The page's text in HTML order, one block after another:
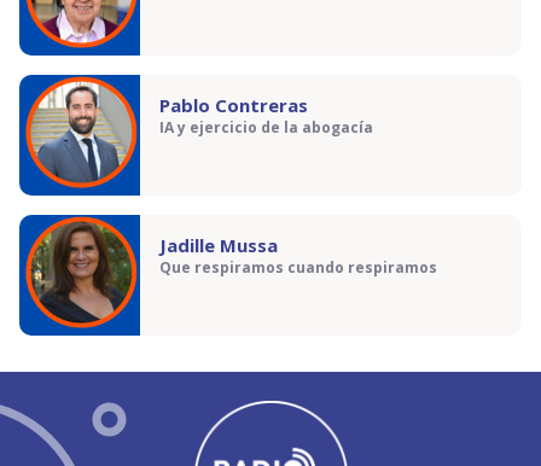
Pablo Contreras
IA y ejercicio de la abogacía
Jadille Mussa
Que respiramos cuando respiramos